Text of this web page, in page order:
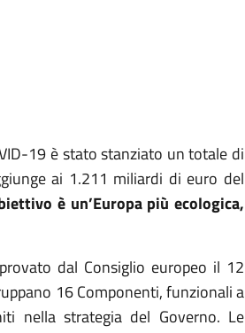
19 è stato stanziato un totale di
ai 1.211 miliardi di euro del
è un’Europa più ecologica,
dal Consiglio europeo il 12
16 Componenti, funzionali a
nella strategia del Governo. Le